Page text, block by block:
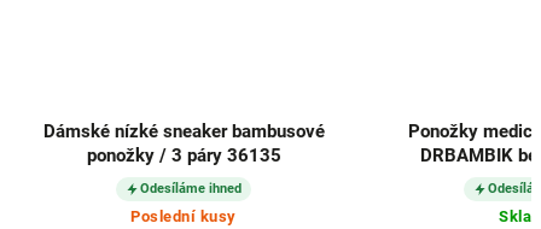
Dámské nízké sneaker bambusové
ponožky / 3 páry 36135
Odesíláme ihned
Poslední kusy
Ponožky
DRBAMBIK